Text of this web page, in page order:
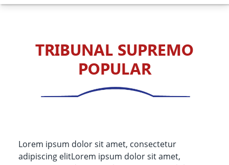
TRIBUNAL SUPREMO
POPULAR
Lorem ipsum dolor sit amet, consectetur
adipiscing elitLorem ipsum dolor sit amet,